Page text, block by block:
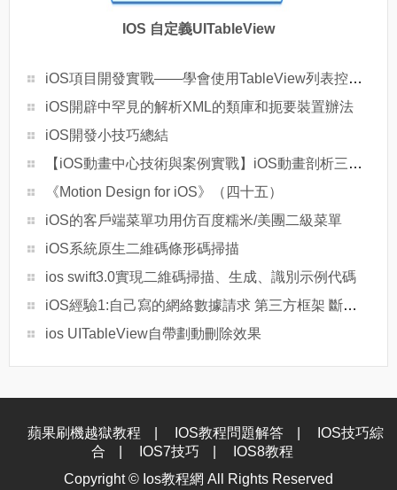
IOS 自定義UITableView
iOS項目開發實戰——學會使用TableView列表控件（四）plist讀取與Section顯示
iOS開辟中罕見的解析XML的類庫和扼要裝置辦法
iOS開發小技巧總結
【iOS動畫中心技術與案例實戰】iOS動畫剖析三步曲
《Motion Design for iOS》（四十五）
iOS的客戶端菜單功用仿百度糯米/美團二級菜單
iOS系統原生二維碼條形碼掃描
ios swift3.0實現二維碼掃描、生成、識別示例代碼
iOS經驗1:自己寫的網絡數據請求 第三方框架 斷點續傳 上傳下載
ios UITableView自帶劃動刪除效果
蘋果刷機越獄教程 IOS教程問題解答
IOS技巧綜
合
IOS7技巧
IOS8教程
Copyright © Ios教程網 All Rights Reserved